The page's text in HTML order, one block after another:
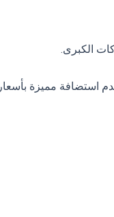
الكبرى.
استضافة مميزة